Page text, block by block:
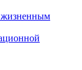
жизненным